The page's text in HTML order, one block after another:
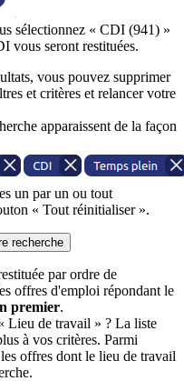
sélectionnez « CDI (941) »
vous seront restituées.
vous pouvez supprimer
et critères et relancer votre
apparaissent de la façon
un par un ou tout
« Tout réinitialiser ».
recherche
par ordre de
offres d'emploi répondant le
premier.
Lieu de travail » ? La liste
à vos critères. Parmi
offres dont le lieu de travail